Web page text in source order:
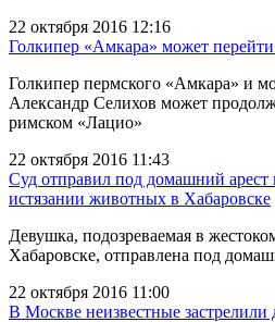
22 октября 2016 12:16
Голкипер «Амкара» может
Голкипер пермского «Амкара» и
Александр Селихов может
римском «Лацио»
22 октября 2016 11:43
Суд отправил под домашний арест
истязании животных в Хабаровске
Девушка, подозреваемая в
Хабаровске, отправлена под
22 октября 2016 11:00
В Москве неизвестные застрелили